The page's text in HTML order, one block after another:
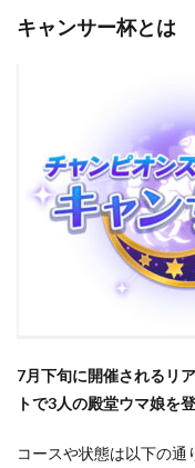
キャンサー杯とは
7月下旬に開催されるリ
トで3人の殿堂ウマ娘を
コースや状態は以下の通